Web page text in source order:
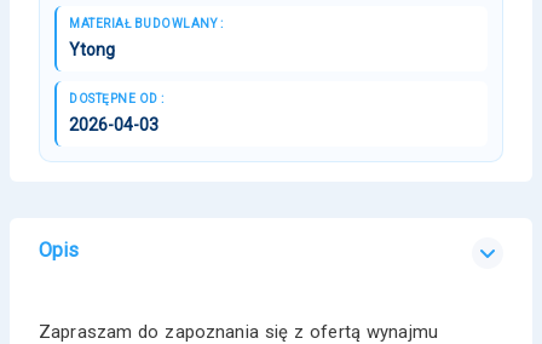
MATERIAŁ BUDOWLANY :
Ytong
DOSTĘPNE OD :
2026-04-03
Opis
Zapraszam do zapoznania się z ofertą wynajmu